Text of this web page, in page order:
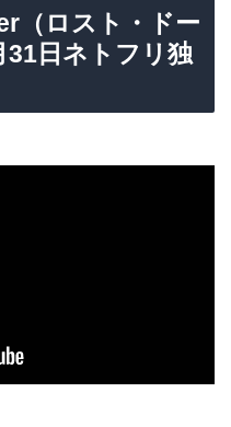
（ロスト・ドー
31日ネトフリ独